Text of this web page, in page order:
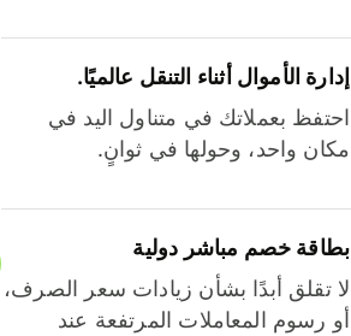
إدارة الأموال أثناء التنقل عالميًا.
احتفظ بعملاتك في متناول اليد في
مكان واحد، وحولها في ثوانٍ.
بطاقة خصم مباشر دولية
لا تقلق أبدًا بشأن زيادات سعر الصرف،
أو رسوم المعاملات المرتفعة عند